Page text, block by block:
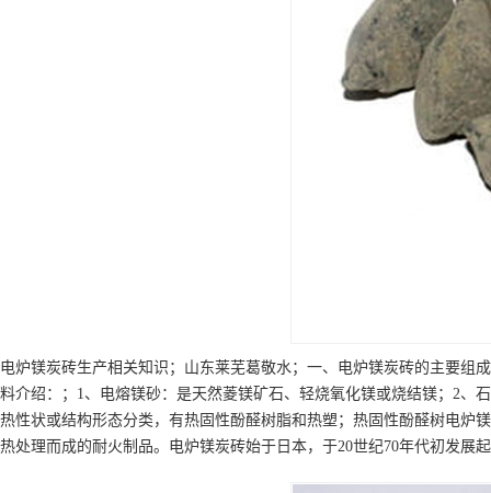
电炉镁炭砖生产相关知识；山东莱芜葛敬水；一、电炉镁炭砖的主要组
料介绍：；1、电熔镁砂：是天然菱镁矿石、轻烧氧化镁或烧结镁；2、
热性状或结构形态分类，有热固性酚醛树脂和热塑；热固性酚醛树电炉
热处理而成的耐火制品。电炉镁炭砖始于日本，于20世纪70年代初发